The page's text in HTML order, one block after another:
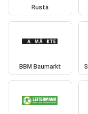
Rusta
BBM Baumarkt